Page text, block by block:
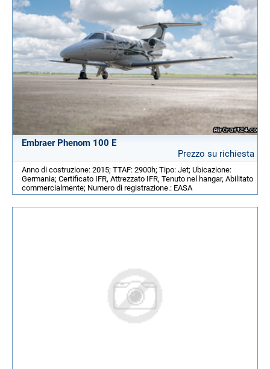
Embraer Phenom 100 E
Prezzo su richiesta
Anno di costruzione: 2015; TTAF: 2900h; Tipo: Jet; Ubicazione:
Germania; Certificato IFR, Attrezzato IFR, Tenuto nel hangar, Abilitato
commercialmente; Numero di registrazione.: EASA